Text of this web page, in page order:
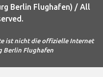
Berlin Flughafen) / All
ist nicht die offizielle Internet
Berlin Flughafen